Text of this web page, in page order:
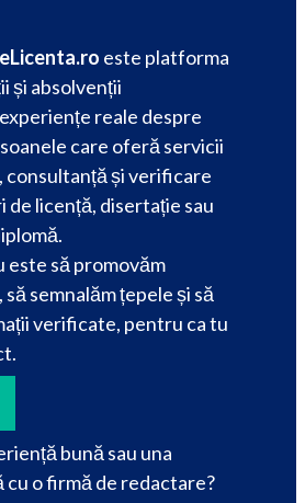
este platforma
și absolvenții
reale despre
care oferă servicii
consultanță și verificare
licență, disertație sau
este să promovăm
semnalăm țepele și să
verificate, pentru ca tu
bună sau una
cu o firmă de redactare?